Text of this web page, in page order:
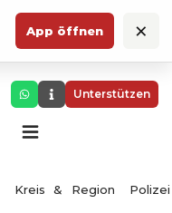
App öffnen ×
Unterstützen
Kreis & Region Polizei